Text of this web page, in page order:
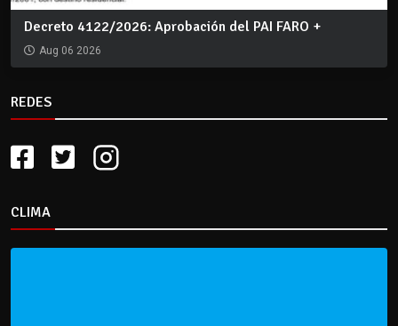
Decreto 4122/2026: Aprobación del PAI FARO +
Aug 06 2026
REDES
CLIMA